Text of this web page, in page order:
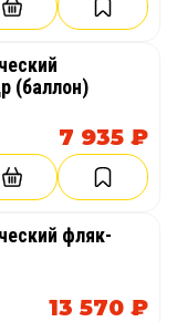
(баллон)
7 935 ₽
фляк-
13 570 ₽